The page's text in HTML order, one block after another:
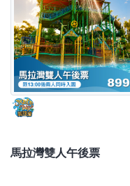
馬拉灣雙人午後票